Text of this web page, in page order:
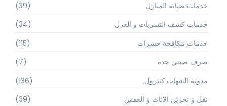
خدمات صيانة المنازل
(39)
خدمات كشف التسربات و العزل
(34)
خدمات مكافحة حشرات
(115)
صرف صحي جدة
(7)
مدونة الشهاب كنترول
(136)
نقل و تخزين الاثاث و العفش
(39)